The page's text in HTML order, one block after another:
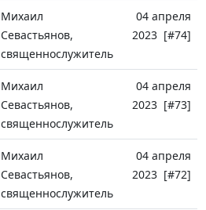
Михаил
Севастьянов,
священнослужитель
04 апреля
2023 [#74]
Михаил
Севастьянов,
священнослужитель
04 апреля
2023 [#73]
Михаил
Севастьянов,
священнослужитель
04 апреля
2023 [#72]